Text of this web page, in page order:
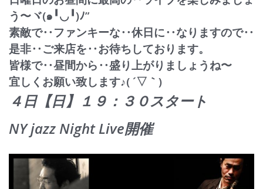
う〜ヾ(๑╹◡╹)ﾉ”
素敵で‥ファンキーな‥休日に‥なりますので‥
是非‥ご来店を‥お待ちしております。
皆様で‥昼間から‥盛り上がりましょうね〜
宜しくお願い致します♪( ´▽｀)
４日【日】１９：３０スタート
NY jazz Night Live開催